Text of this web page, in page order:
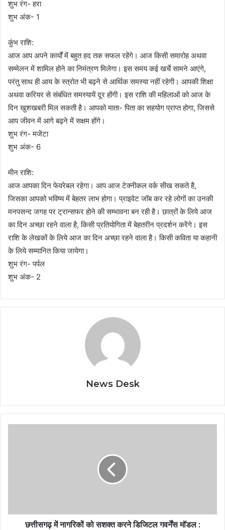
शुभ रंग- हरा
शुभ अंक- 1
कुंभ राशि:
आज आप अपने कार्यों में बहुत हद तक सफल रहेंगे। आज किसी समारोह अथवा
सम्मेलन में शामिल होने का निमंत्रण मिलेगा। इस समय कई खर्चे सामने आएंगे,
परंतु साथ ही आय के स्त्रोत भी बढ़ने से आर्थिक समस्या नहीं रहेगी। आपकी शिक्षा
अथवा करियर से संबंधित समस्यायें दूर होंगी। इस राशि की महिलाओं को आज के
दिन खुशखबरी मिल सकती है। आपको माता- पिता का सहयोग प्राप्त होगा, जिससे
आप जीवन में आगे बढ़ने में सक्षम होंगे।
शुभ रंग- मजेंटा
शुभ अंक- 6
मीन राशि:
आज आपका दिन फेवरेबल रहेगा। आप आज टेक्नीकल वर्क सीख सकते है,
जिसका आपको भविष्य में बेहतर लाभ होगा। प्राइवेट जॉब कर रहे लोगों का उनकी
मनपसन्द जगह पर ट्रान्सफर होने की सम्भावना बन रही है। छात्रों के लिये आज
का दिन अच्छा रहने वाला है, किसी प्रतियोगिता में बेहतरीन प्रदर्शन करेंगे। इस
राशि के लेखकों के लिये आज का दिन अच्छा रहने वाला है। किसी कविता या कहानी
के लिये सम्मानित किया जायेगा।
शुभ रंग- पर्पल
शुभ अंक- 2
News Desk
छत्तीसगढ़ में नागरिकों को सशक्त करने डिजिटल गवर्नेंस मॉडल :